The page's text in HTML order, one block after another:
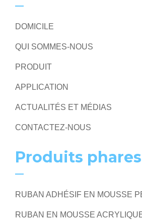
DOMICILE
QUI SOMMES-NOUS
PRODUIT
APPLICATION
ACTUALITÉS ET MÉDIAS
CONTACTEZ-NOUS
Produits phares
RUBAN ADHÉSIF EN MOUSSE
RUBAN EN MOUSSE